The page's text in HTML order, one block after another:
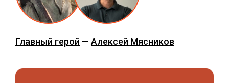
Главный герой — Алексей Мясников